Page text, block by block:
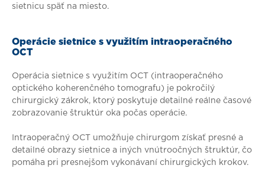
sietnicu späť na miesto.
Operácie sietnice s využitím intraoperačného
OCT
Operácia sietnice s využitím OCT (intraoperačného
optického koherenčného tomografu) je pokročilý
chirurgický zákrok, ktorý poskytuje detailné reálne časové
zobrazovanie štruktúr oka počas operácie.
Intraoperačný OCT umožňuje chirurgom získať presné a
detailné obrazy sietnice a iných vnútroočných štruktúr, čo
pomáha pri presnejšom vykonávaní chirurgických krokov.